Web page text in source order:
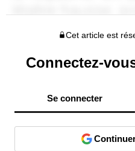
Cet article est
Connectez-
Se connecter